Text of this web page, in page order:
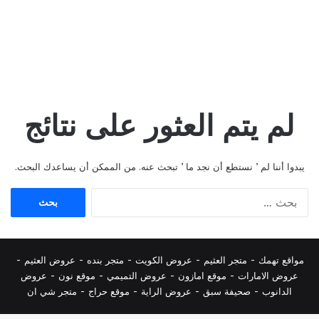
لم يتم العثور على نتائج
يبدوا أننا لم ’ نستطع أن نجد ما ’ تبحث عنه. من الممكن أن يساعدك البحث.
مواقع تهمك - متجر العثيم - عروض الكويت - متجر بنده - عروض العثيم -
عروض الامارات - موقع امازون - عروض التميمي - موقع نون - عروض
الدانوب - صحيفة سبق - عروض الراية - موقع حراج - متجر شي ان